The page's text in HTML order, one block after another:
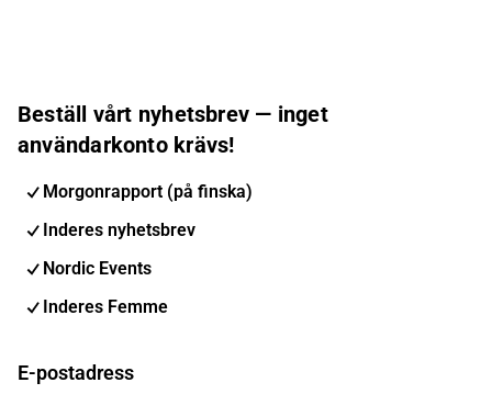
Beställ vårt nyhetsbrev — inget
användarkonto krävs!
Morgonrapport (på finska)
Inderes nyhetsbrev
Nordic Events
Inderes Femme
E-postadress